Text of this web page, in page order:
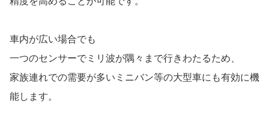
車内が広い場合でも
一つのセンサーでミリ波が隅々まで行きわたるため、
家族連れでの需要が多いミニバン等の大型車にも有効に機
能します。